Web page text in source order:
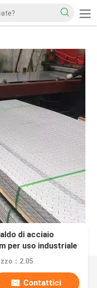
di acciaio
per uso industriale
：2.05
Contattici